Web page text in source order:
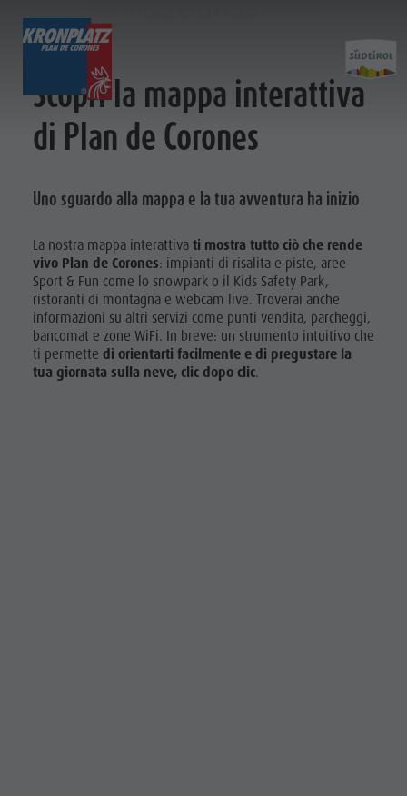
BIGLIETTI & PREZZI IMPIANTI
Impianti di
risalita
Novità
2026/27
Calcolatore prezzi
Prezzi
Online Shop
Punti vendita ticket
Orari di esercizio
Condizioni di vendita
Dolomiti Supersummer
Regole di comportamento
Impianti di risalita
Kronplatz Bike Park
Famiglia & Bambini
Skyscraper
MMM Corones
Concordia 2000
Parapendio & Voli tandem
Voli in elicottero
Zip-Line
Altri eventi
Sostenibilità
Merchandise
Scopri la mappa interattiva
di Plan de Corones
Uno sguardo alla mappa e la tua avventura ha inizio
La nostra mappa interattiva ti mostra tutto ciò che rende
vivo Plan de Corones: impianti di risalita e piste, aree
Sport & Fun come lo snowpark o il Kids Safety Park,
ristoranti di montagna e webcam live. Troverai anche
informazioni su altri servizi come punti vendita, parcheggi,
bancomat e zone WiFi. In breve: un strumento intuitivo che
ti permette di orientarti facilmente e di pregustare la
tua giornata sulla neve, clic dopo clic.